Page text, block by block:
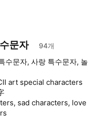
문자 94개
수문자, 사랑 특수문자, 놀
art special characters
sad characters, love